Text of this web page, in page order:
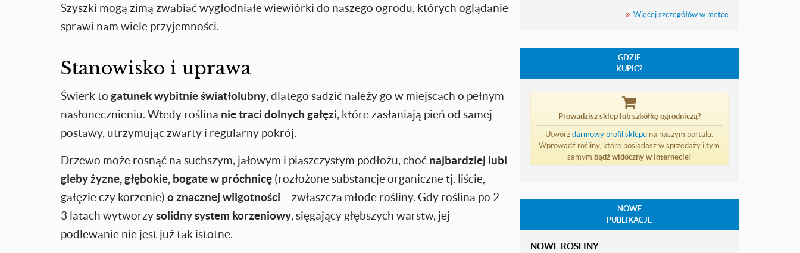
Szyszki mogą zimą zwabiać wygłodniałe wiewiórki do naszego ogrodu, których oglądanie
sprawi nam wiele przyjemności.
Stanowisko i uprawa
Świerk to gatunek wybitnie światłolubny, dlatego sadzić należy go w miejscach o pełnym
nasłonecznieniu. Wtedy roślina nie traci dolnych gałęzi, które zasłaniają pień od samej
postawy, utrzymując zwarty i regularny pokrój.
Drzewo może rosnąć na suchszym, jałowym i piaszczystym podłożu, choć najbardziej lubi
gleby żyzne, głębokie, bogate w próchnicę (rozłożone substancje organiczne tj. liście,
gałęzie czy korzenie) o znacznej wilgotności – zwłaszcza młode rośliny. Gdy roślina po 2-
3 latach wytworzysolidny system korzeniowy, sięgający głębszych warstw, jej
podlewanie nie jest już tak istotne.
Więcej szczegółów w metce
GDZIE
KUPIĆ?
Prowadzisz sklep lub szkółkę ogrodniczą?
Utwórzdarmowy profil sklepu na naszym portalu.
Wprowadź rośliny, które posiadasz w sprzedaży i tym
samym bądź widoczny w Internecie!
NOWE
PUBLIKACJE
NOWE ROŚLINY